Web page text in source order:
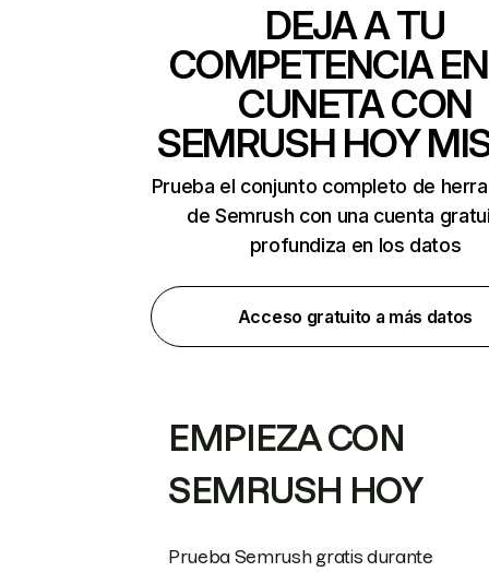
DEJA A TU
COMPETENCIA
CUNETA CON
SEMRUSH HOY
Prueba el conjunto completo de
de Semrush con una cuenta
profundiza en los datos
Acceso gratuito a más datos
EMPIEZA CON
SEMRUSH HOY
Prueba Semrush gratis durante